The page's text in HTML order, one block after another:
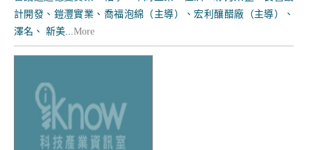
計開發、鎧灃實業、喬福泡綿（主導）、宏利釀醋廠（主導）、
澤名、 新美...More